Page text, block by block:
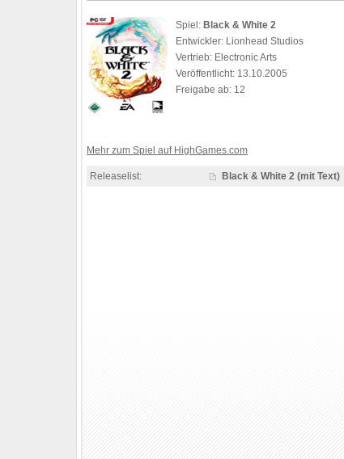
Spiel: Black & White 2
Entwickler: Lionhead Studios
Vertrieb: Electronic Arts
Veröffentlicht: 13.10.2005
Freigabe ab: 12
Mehr zum Spiel auf HighGames.com
Releaselist: Black & White 2 (mit Text)